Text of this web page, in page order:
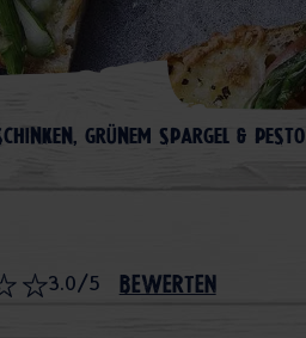
GRÜNEM SPARGEL & PESTO
3.0/5 bewerten